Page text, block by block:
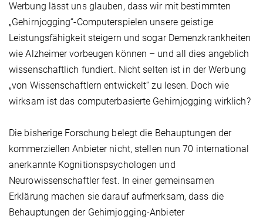
Werbung lässt uns glauben, dass wir mit bestimmten
„Gehirnjogging“-Computerspielen unsere geistige
Leistungsfähigkeit steigern und sogar Demenzkrankheiten
wie Alzheimer vorbeugen können – und all dies angeblich
wissenschaftlich fundiert. Nicht selten ist in der Werbung
„von Wissenschaftlern entwickelt“ zu lesen. Doch wie
wirksam ist das computerbasierte Gehirnjogging wirklich?
Die bisherige Forschung belegt die Behauptungen der
kommerziellen Anbieter nicht, stellen nun 70 international
anerkannte Kognitionspsychologen und
Neurowissenschaftler fest. In einer gemeinsamen
Erklärung machen sie darauf aufmerksam, dass die
Behauptungen der Gehirnjogging-Anbieter